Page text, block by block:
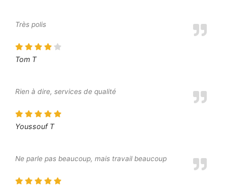
Très polis
Tom T
Rien à dire, services de qualité
Youssouf T
Ne parle pas beaucoup, mais travail beaucoup